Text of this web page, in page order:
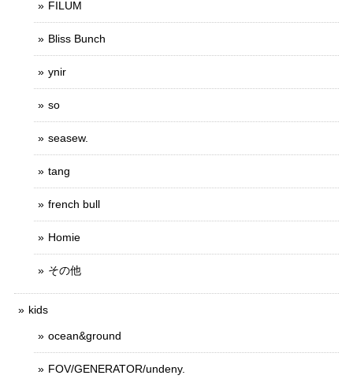
FILUM
Bliss Bunch
ynir
so
seasew.
tang
french bull
Homie
その他
kids
ocean&ground
FOV/GENERATOR/undeny.